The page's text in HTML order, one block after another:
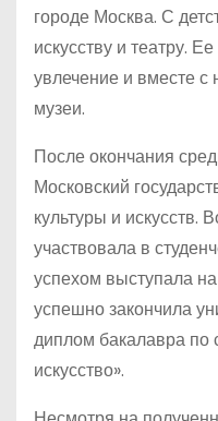
городе Москва. С
искусству и театру.
увлечение и вместе с
музеи.
После окончания
Московский
культуры и искусств.
участвовала в
успехом выступала
успешно закончила
диплом бакалавра по
искусство».